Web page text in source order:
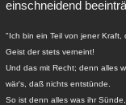
einschneidend
"Ich bin ein Teil von jener
Geist der stets verneint!
Und das mit Recht; denn alles
wär's, daß nichts entstünde.
So ist denn alles was ihr